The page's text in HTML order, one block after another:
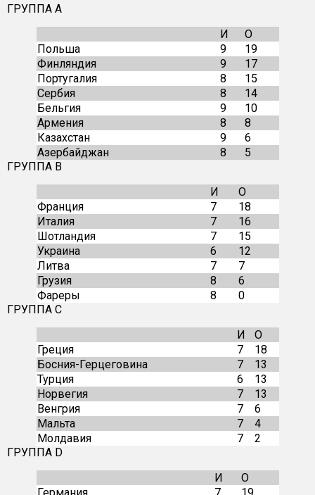
ГРУППА А
И
О
Польша
9
19
Финляндия
9
17
Португалия
8
15
Сербия
8
14
Бельгия
9
10
Армения
8
8
Казахстан
9
6
Азербайджан
8
5
ГРУППА B
И
О
Франция
7
18
Италия
7
16
Шотландия
7
15
Украина
6
12
Литва
7
7
Грузия
8
6
Фареры
8
0
ГРУППА C
И
О
Греция
7
18
Босния-Герцеговина
7
13
Турция
6
13
Норвегия
7
13
Венгрия
7
6
Мальта
7
4
Молдавия
7
2
ГРУППА D
И
О
Германия
7
19